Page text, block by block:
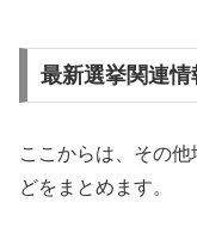
最新選挙関連情
ここからは、その
どをまとめます。